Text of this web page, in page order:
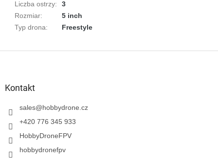
Liczba ostrzy:
3
Rozmiar:
5 inch
Typ drona: Freestyle
Kontakt
sales@hobbydrone.cz
+420 776 345 933
HobbyDroneFPV
hobbydronefpv